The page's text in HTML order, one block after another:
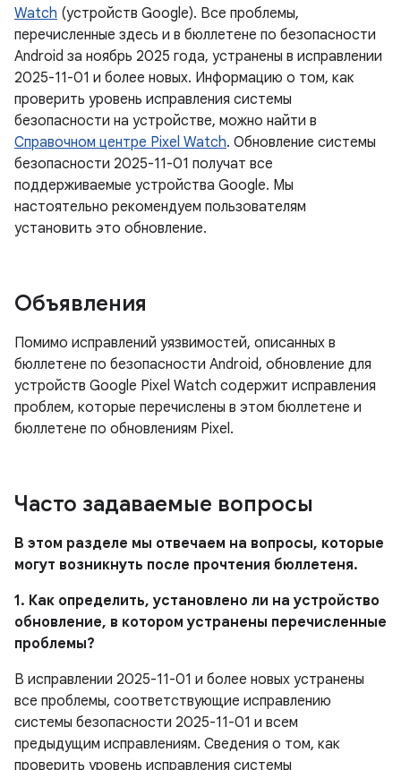
Watch (устройств Google). Все проблемы,
перечисленные здесь и в бюллетене по безопасности
Android за ноябрь 2025 года, устранены в исправлении
2025-11-01 и более новых. Информацию о том, как
проверить уровень исправления системы
безопасности на устройстве, можно найти в
Справочном центре Pixel Watch. Обновление системы
безопасности 2025-11-01 получат все
поддерживаемые устройства Google. Мы
настоятельно рекомендуем пользователям
установить это обновление.
Объявления
Помимо исправлений уязвимостей, описанных в
бюллетене по безопасности Android, обновление для
устройств Google Pixel Watch содержит исправления
проблем, которые перечислены в этом бюллетене и
бюллетене по обновлениям Pixel.
Часто задаваемые вопросы
В этом разделе мы отвечаем на вопросы, которые
могут возникнуть после прочтения бюллетеня.
1. Как определить, установлено ли на устройство
обновление, в котором устранены перечисленные
проблемы?
В исправлении 2025-11-01 и более новых устранены
все проблемы, соответствующие исправлению
системы безопасности 2025-11-01 и всем
предыдущим исправлениям. Сведения о том, как
проверить уровень исправления системы